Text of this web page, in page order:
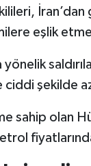
İran’dan
eşlik
şekilde
sahip olan